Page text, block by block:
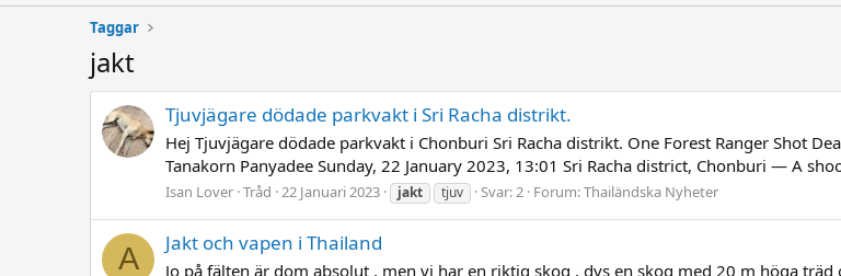
Taggar
jakt
Tjuvjägare dödade parkvakt i Sri Racha distrikt.
Hej Tjuvjägare dödade parkvakt i Chonburi Sri Racha distrikt. One Forest Ranger Shot
Tanakorn Panyadee Sunday, 22 January 2023, 13:01 Sri Racha district, Chonburi — A
Isan Lover Tråd 22 Januari 2023 jakt tjuv Svar: 2 Forum:Thailändska Nyheter
A Jakt och vapen i Thailand
Jo på fälten är dom absolut , men vi har en riktig skog , dvs en skog med 20 m höga